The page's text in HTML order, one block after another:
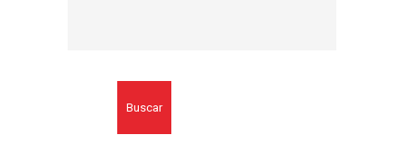
Buscar